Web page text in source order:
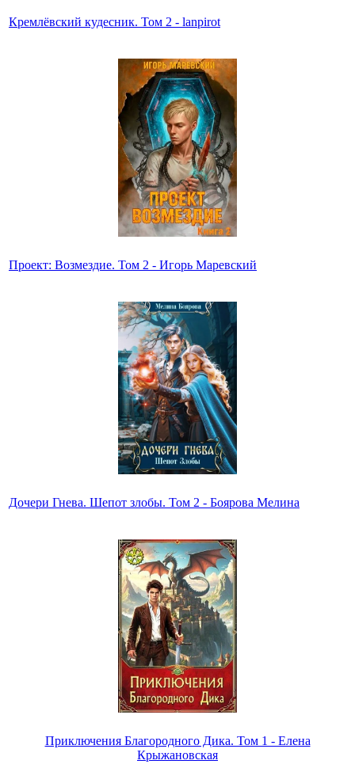
Кремлёвский кудесник. Том 2 - lanpirot
Проект: Возмездие. Том 2 - Игорь Маревский
Дочери Гнева. Шепот злобы. Том 2 - Боярова Мелина
Приключения Благородного Дика. Том 1 - Елена
Крыжановская